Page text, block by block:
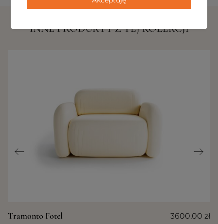
INNE PRODUKTY Z TEJ KOLEKCJI
Tramonto Fotel 3600,00 zł